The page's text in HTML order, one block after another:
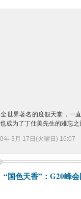
世界著名的度假天堂，一
成为了丁仕美先生的难忘之
年 3月 17日(火曜日) 16:07
“国色天香”：G20峰